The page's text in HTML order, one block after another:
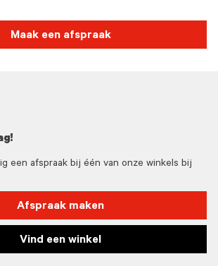
Maak een afspraak
een afspraak bij één van onze winkels bij
Afspraak maken
Vind een winkel